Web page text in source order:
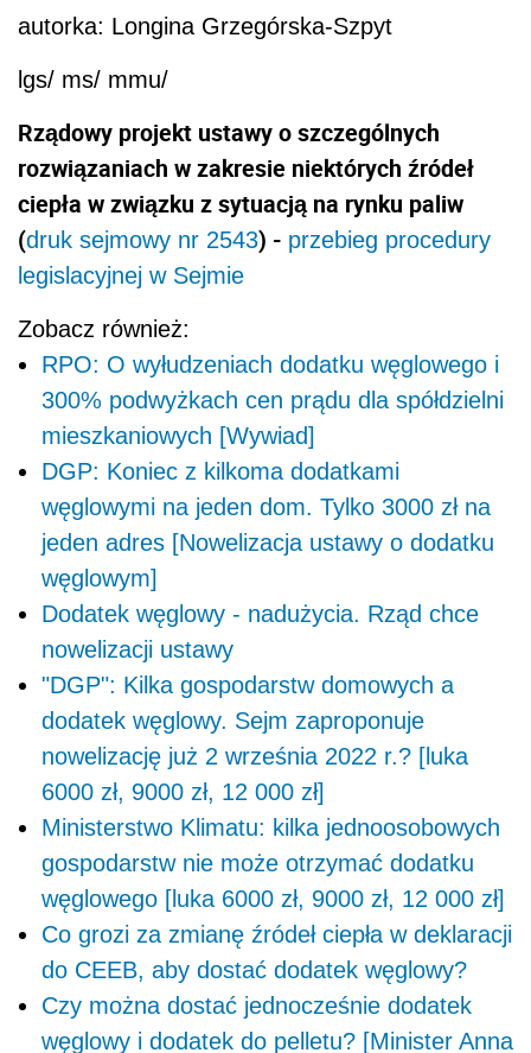
autorka: Longina Grzegórska-Szpyt
lgs/ ms/ mmu/
Rządowy projekt ustawy o szczególnych
rozwiązaniach w zakresie niektórych źródeł
ciepła w związku z sytuacją na rynku paliw
(druk sejmowy nr 2543) - przebieg procedury
legislacyjnej w Sejmie
Zobacz również:
RPO: O wyłudzeniach dodatku węglowego i
300% podwyżkach cen prądu dla spółdzielni
mieszkaniowych [Wywiad]
DGP: Koniec z kilkoma dodatkami
węglowymi na jeden dom. Tylko 3000 zł na
jeden adres [Nowelizacja ustawy o dodatku
węglowym]
Dodatek węglowy - nadużycia. Rząd chce
nowelizacji ustawy
"DGP": Kilka gospodarstw domowych a
dodatek węglowy. Sejm zaproponuje
nowelizację już 2 września 2022 r.? [luka
6000 zł, 9000 zł, 12 000 zł]
Ministerstwo Klimatu: kilka jednoosobowych
gospodarstw nie może otrzymać dodatku
węglowego [luka 6000 zł, 9000 zł, 12 000 zł]
Co grozi za zmianę źródeł ciepła w deklaracji
do CEEB, aby dostać dodatek węglowy?
Czy można dostać jednocześnie dodatek
węglowy i dodatek do pelletu? [Minister Anna